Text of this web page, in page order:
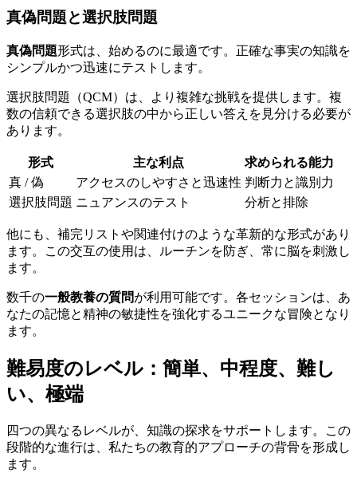
真偽問題と選択肢問題
真偽問題形式は、始めるのに最適です。正確な事実の知識を
シンプルかつ迅速にテストします。
選択肢問題（QCM）は、より複雑な挑戦を提供します。複
数の信頼できる選択肢の中から正しい答えを見分ける必要が
あります。
形式 主な利点
求められる能力
真 / 偽
アクセスのしやすさと迅速性 判断力と識別力
選択肢問題 ニュアンスのテスト 分析と排除
他にも、補完リストや関連付けのような革新的な形式があり
ます。この交互の使用は、ルーチンを防ぎ、常に脳を刺激し
ます。
数千の一般教養の質問が利用可能です。各セッションは、あ
なたの記憶と精神の敏捷性を強化するユニークな冒険となり
ます。
難易度のレベル：簡単、中程度、難し
い、極端
四つの異なるレベルが、知識の探求をサポートします。この
段階的な進行は、私たちの教育的アプローチの背骨を形成し
ます。